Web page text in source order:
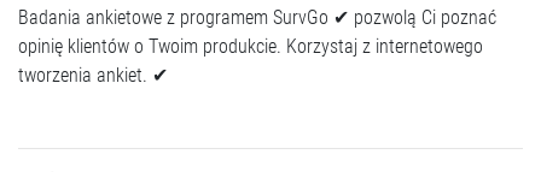
Badania ankietowe z programem SurvGo ✔ pozwolą Ci poznać
opinię klientów o Twoim produkcie. Korzystaj z internetowego
tworzenia ankiet. ✔